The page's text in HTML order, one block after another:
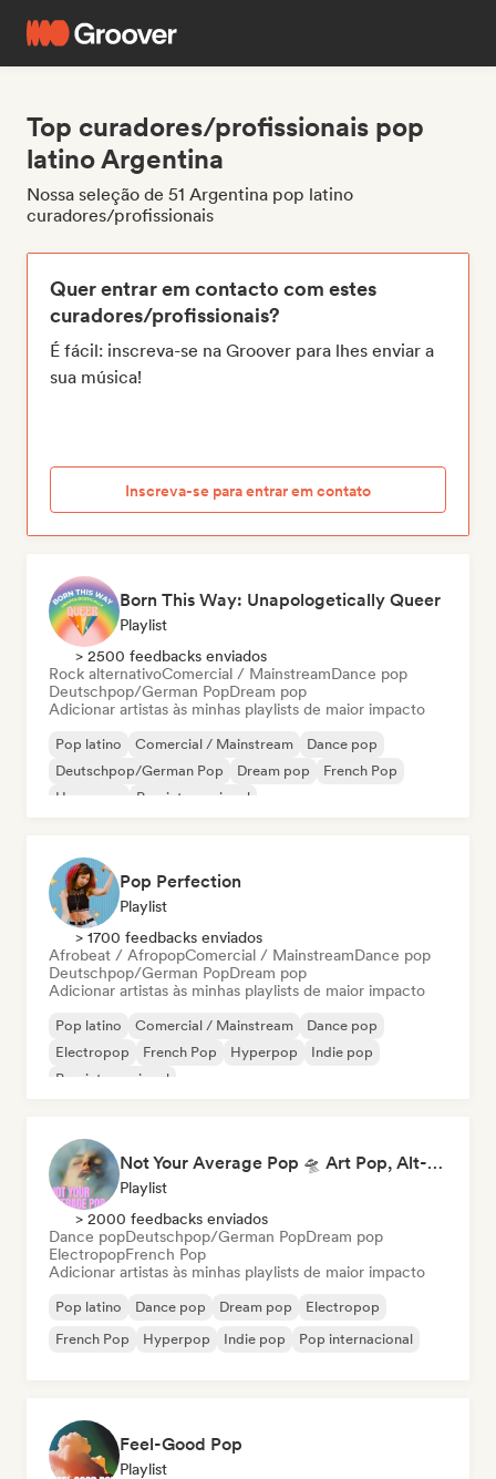
Top curadores/profissionais pop
latino Argentina
Nossa seleção de 51 Argentina pop latino
curadores/profissionais
Quer entrar em contacto com estes
curadores/profissionais?
É fácil: inscreva-se na Groover para lhes enviar a
sua música!
Inscreva-se para entrar em contato
Born This Way: Unapologetically Queer
Playlist
> 2500 feedbacks enviados
Rock alternativoComercial / MainstreamDance pop
Deutschpop/German PopDream pop
Adicionar artistas às minhas playlists de maior impacto
Pop latino Comercial / Mainstream
Dance pop
Deutschpop/German Pop
Dream pop
French Pop
Hyperpop
Pop internacional
Pop Perfection
Playlist
> 1700 feedbacks enviados
Afrobeat / AfropopComercial / MainstreamDance pop
Deutschpop/German PopDream pop
Adicionar artistas às minhas playlists de maior impacto
Pop latino Comercial / Mainstream
Dance pop
Electropop
French Pop Hyperpop
Indie pop
Pop internacional
Not Your Average Pop 🛸 Art Pop, Alt-Pop & Indie Pop
Playlist
> 2000 feedbacks enviados
Dance popDeutschpop/German PopDream pop
ElectropopFrench Pop
Adicionar artistas às minhas playlists de maior impacto
Pop latino Dance pop Dream pop
Electropop
French Pop
Hyperpop Indie pop Pop internacional
Feel-Good Pop
Playlist